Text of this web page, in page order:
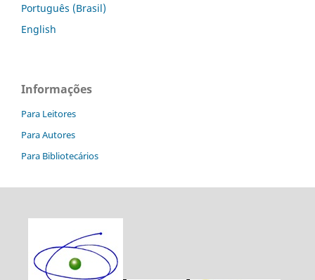
Português (Brasil)
English
Informações
Para Leitores
Para Autores
Para Bibliotecários